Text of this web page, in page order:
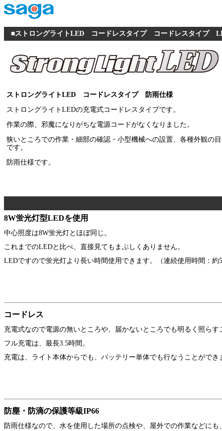
■ストロングライトLED コードレスタイプ コードレスタイプ
ストロングライトLED コードレスタイプ
防雨仕様
ストロングライトLEDの充電式コードレスタイプです。
作業の際、邪魔になりがちな電源コードがなくなりました。
狭いところでの作業・細部の確認・小型機械への設置、各種外観の
です。
防雨仕様です。
8W蛍光灯型LEDを使用
中心照度は8W蛍光灯とほぼ同じ。
これまでのLEDと比べ、直接見てもまぶしくありません。
LEDですので蛍光灯より長い時間使用できます。（連続使用時間：約
コードレス
充電式なので電源の無いところや、届かないところでも明るく照らす
フル充電は、最長3.5時間。
充電は、ライト本体からでも、バッテリー単体でも行なうことができ
防塵・防滴の保護等級IP66
防雨仕様なので、水を使用した場所の点検や、屋外での作業などに